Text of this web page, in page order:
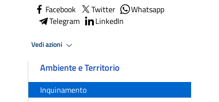
Facebook Twitter
Whatsapp
Telegram
LinkedIn
Vedi azioni
Ambiente e Territorio
Inquinamento